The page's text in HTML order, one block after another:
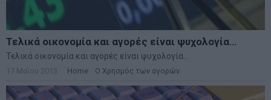
Τελικά οικονομία και αγορές είναι ψυχολογία…
Τελικά οικονομία και αγορές είναι ψυχολογία…
17 Μαΐου 2013 Home Ο Χρησμός των αγορών